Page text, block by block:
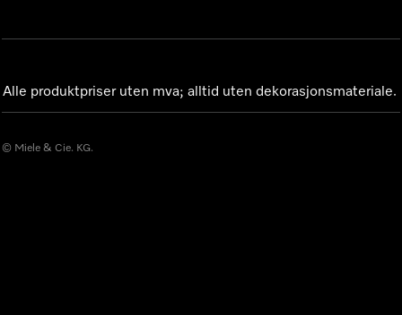
Alle produktpriser uten mva; alltid uten dekorasjonsmateriale.
© Miele & Cie. KG.